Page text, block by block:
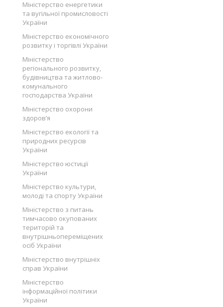
Міністерство енергетики
та вугільної промисловості
України
Міністерство економічного
розвитку і торгівлі України
Міністерство
регіонального розвитку,
будівництва та житлово-
комунального
господарства України
Міністерство охорони
здоров’я
Міністерство екології та
природних ресурсів
України
Міністерство юстиції
України
Міністерство культури,
молоді та спорту України
Міністерство з питань
тимчасово окупованих
територій та
внутрішньопереміщених
осіб України
Міністерство внутрішніх
справ України
Міністерство
інформаційної політики
України